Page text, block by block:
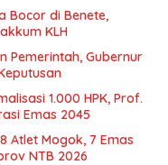
Bocor di Benete,
KLH
Pemerintah, Gubernur
1.000 HPK, Prof.
Emas 2045
Atlet Mogok, 7 Emas
NTB 2026